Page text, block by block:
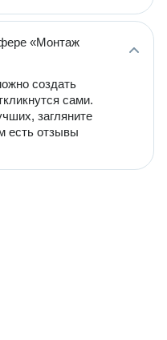
«Монтаж
создать
сами.
загляните
есть отзывы